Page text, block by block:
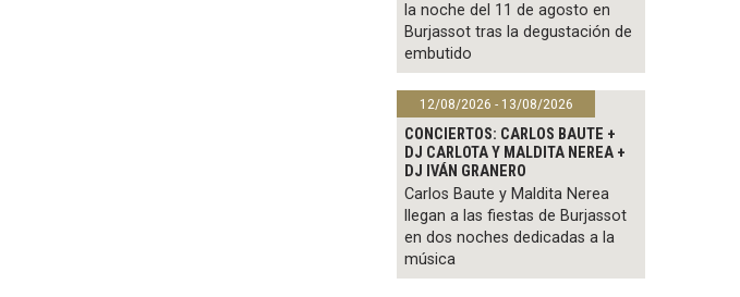
la noche del 11 de agosto en
Burjassot tras la degustación de
embutido
12/08/2026 - 13/08/2026
CONCIERTOS: CARLOS BAUTE +
DJ CARLOTA Y MALDITA NEREA +
DJ IVÁN GRANERO
Carlos Baute y Maldita Nerea
llegan a las fiestas de Burjassot
en dos noches dedicadas a la
música